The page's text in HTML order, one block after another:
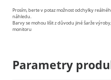
Prosím, berte v potaz možnost odchylky
náhledu.
Barvy se mohou lišit z důvodu jiné šarže
monitoru
Parametry